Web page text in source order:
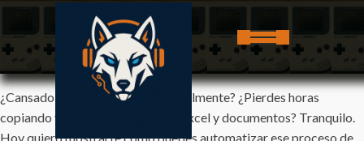
¿Cansado de hacer facturas manualmente? ¿Pierdes horas
copiando y pegando datos entre Excel y documentos? Tranquilo.
Hoy quiero mostrarte cómo puedes automatizar ese proceso de